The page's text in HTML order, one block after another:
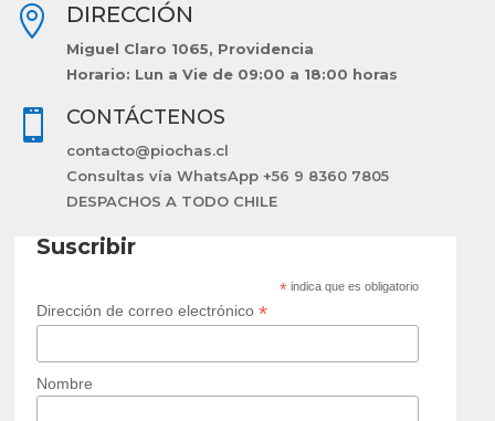
 DIRECCIÓN
Miguel Claro 1065, Providencia
Horario: Lun a Vie de 09:00 a 18:00 horas
 CONTÁCTENOS
contacto@piochas.cl
Consultas vía WhatsApp +56 9 8360 7805
DESPACHOS A TODO CHILE
Suscribir
* indica que es obligatorio
Dirección de correo electrónico*
Nombre